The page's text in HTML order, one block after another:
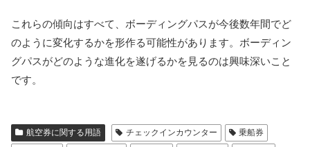
これらの傾向はすべて、ボーディングパスが今後数年間でど
のように変化するかを形作る可能性があります。ボーディン
グパスがどのような進化を遂げるかを見るのは興味深いこと
です。
航空券に関する用語 チェックインカウンター
乗船券